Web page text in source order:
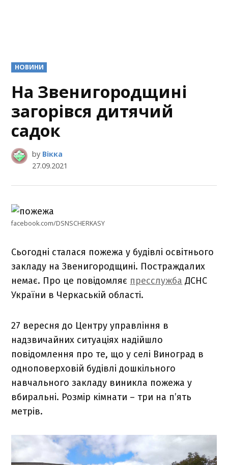
POSTED
IN
НОВИНИ
На Звенигородщині
загорівся дитячий
садок
by Вікка
27.09.2021
facebook.com/DSNSCHERKASY
Сьогодні сталася пожежа у будівлі освітнього
закладу на Звенигородщині. Постраждалих
немає. Про це повідомляє пресслужба ДСНС
України в Черкаській області.
27 вересня до Центру управління в
надзвичайних ситуаціях надійшло
повідомлення про те, що у селі Виноград в
одноповерховій будівлі дошкільного
навчального закладу виникла пожежа у
вбиральні. Розмір кімнати – три на п’ять
метрів.